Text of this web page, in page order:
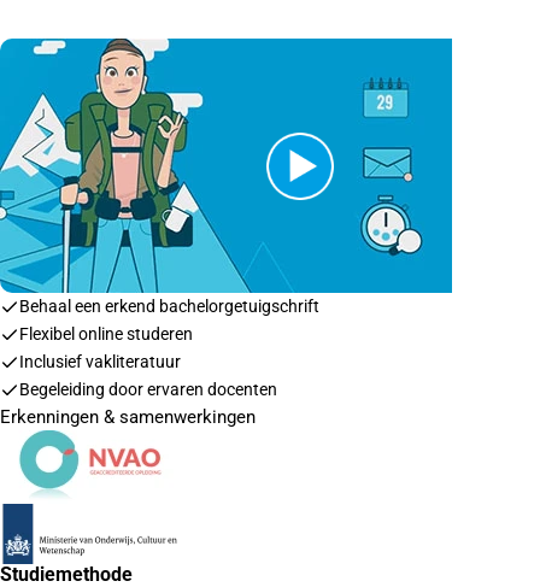
Behaal een erkend bachelorgetuigschrift
Flexibel online studeren
Inclusief vakliteratuur
Begeleiding door ervaren docenten
Erkenningen & samenwerkingen
Studiemethode